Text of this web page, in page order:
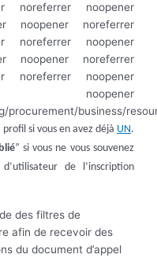
noreferrer noopener
noopener noreferrer
noreferrer noopener
noopener noreferrer
noreferrer noopener
procurement/business/
si vous en avez déjà UN .
” si vous ne vous souvenez
de l’inscription
des filtres de
afin de recevoir des
du document d’appel